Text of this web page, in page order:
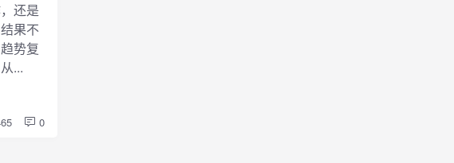
还是
果不
势复
...
0